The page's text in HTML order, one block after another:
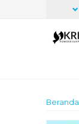
Beranda